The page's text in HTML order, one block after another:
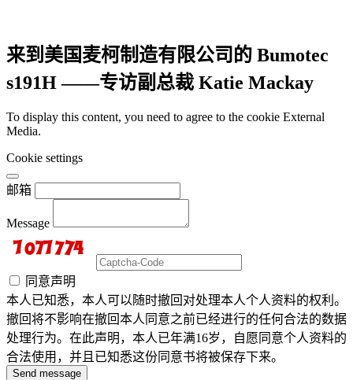
来到美国麦柯制造有限公司的 Bumotec
s191H ——专访副总裁 Katie Mackay
To display this content, you need to agree to the cookie External
Media.
Cookie settings
邮箱
Message
同意声明
本人已知悉，本人可以随时撤回对处理本人个人资料的权利。
撤回将不影响在撤回本人同意之前已经进行的任何合法的数据
处理行为。在此声明，本人已年满16岁，自愿同意个人资料的
合法使用，并且已知悉这份同意书将被保存下来。
Send message